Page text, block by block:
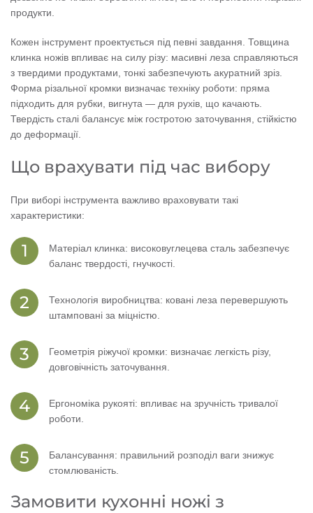
продукти.
Кожен інструмент проектується під певні завдання. Товщина
клинка ножів впливає на силу різу: масивні леза справляються
з твердими продуктами, тонкі забезпечують акуратний зріз.
Форма різальної кромки визначає техніку роботи: пряма
підходить для рубки, вигнута — для рухів, що качають.
Твердість сталі балансує між гостротою заточування, стійкістю
до деформації.
Що врахувати під час вибору
При виборі інструмента важливо враховувати такі
характеристики:
Матеріал клинка: високовуглецева сталь забезпечує
баланс твердості, гнучкості.
Технологія виробництва: ковані леза перевершують
штамповані за міцністю.
Геометрія ріжучої кромки: визначає легкість різу,
довговічність заточування.
Ергономіка рукояті: впливає на зручність тривалої
роботи.
Балансування: правильний розподіл ваги знижує
стомлюваність.
Замовити кухонні ножі з